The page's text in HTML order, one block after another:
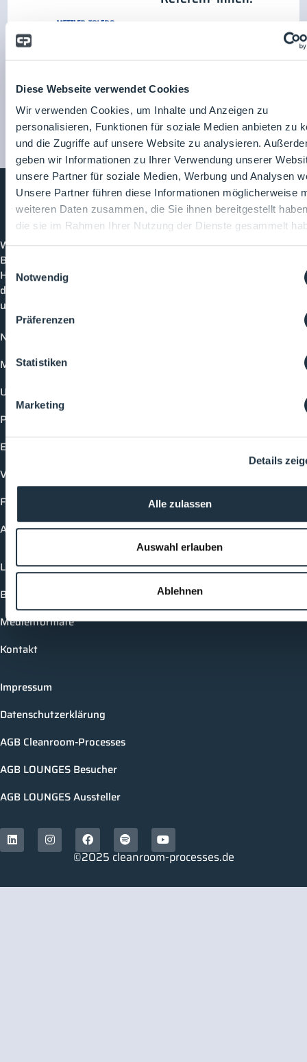
Diese Webseite verwendet Cookies
Wir verwenden Cookies, um Inhalte und Anzeigen zu
personalisieren, Funktionen für soziale Medien anbieten zu
und die Zugriffe auf unsere Website zu analysieren.
geben wir Informationen zu Ihrer Verwendung unserer
unsere Partner für soziale Medien, Werbung und Analysen
Unsere Partner führen diese Informationen möglicherweise
weiteren Daten zusammen, die Sie ihnen bereitgestellt
die sie im Rahmen Ihrer Nutzung der Dienste gesammelt
Einwilligungsauswahl
Notwendig
Präferenzen
Statistiken
Marketing
Details
Alle zulassen
Auswahl erlauben
Ablehnen
Mettler-Toledo GmbH
Zum Unternehmensprofil
CleanroomProcesses
Willkommen bei CleanroomProcesses, der
Branchenplattform für Reinraum und Prozesstechnik.
Hier bleibst du immer auf dem neuesten Stand, kannst
dich mit anderen verknüpfen und alle relevanten Themen
und Events der Branche entdecken.
News
Mediathek
Unternehmen
Produkte
Events
Vorträge
Future-Faces
Academy
Login
Buchungsmöglichkeiten
Medienformate
Kontakt
Impressum
Datenschutzerklärung
AGB Cleanroom-Processes
AGB LOUNGES Besucher
AGB LOUNGES Aussteller
©2025 cleanroom-processes.de